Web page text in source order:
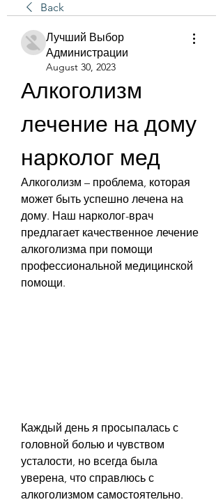
Back
Лучший Выбор
Администрации
August 30, 2023
Алкоголизм
лечение на дому
нарколог мед
Алкоголизм – проблема, которая
может быть успешно лечена на
дому. Наш нарколог-врач
предлагает качественное лечение
алкоголизма при помощи
профессиональной медицинской
помощи.
Каждый день я просыпалась с
головной болью и чувством
усталости, но всегда была
уверена, что справлюсь с
алкоголизмом самостоятельно.